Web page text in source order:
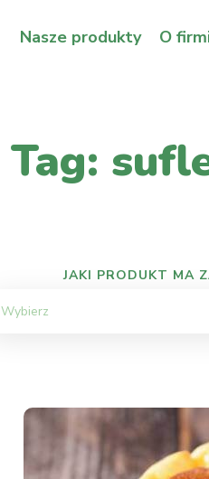
Nasze produkty O
Tag:
JAKI PRODUKT MA
Wybierz